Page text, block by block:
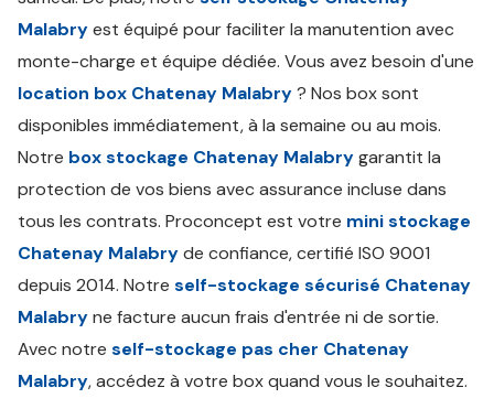
Malabryest équipé pour faciliter la manutention avec
monte-charge et équipe dédiée. Vous avez besoin d'une
location box Chatenay Malabry? Nos box sont
disponibles immédiatement, à la semaine ou au mois.
Notre box stockage Chatenay Malabrygarantit la
protection de vos biens avec assurance incluse dans
tous les contrats. Proconcept est votre mini stockage
Chatenay Malabryde confiance, certifié ISO 9001
depuis 2014. Notre self-stockage sécurisé Chatenay
Malabryne facture aucun frais d'entrée ni de sortie.
Avec notre self-stockage pas cher Chatenay
Malabry, accédez à votre box quand vous le souhaitez.